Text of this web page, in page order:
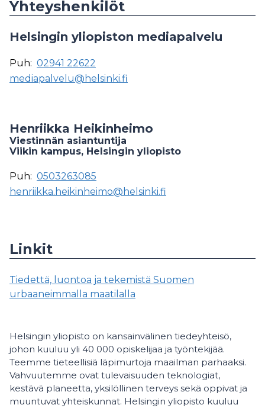
Yhteyshenkilöt
Helsingin yliopiston mediapalvelu
Puh: 02941 22622
mediapalvelu@helsinki.fi
Henriikka Heikinheimo
Viestinnän asiantuntija
Viikin kampus, Helsingin yliopisto
Puh: 0503263085
henriikka.heikinheimo@helsinki.fi
Linkit
Tiedettä, luontoa ja tekemistä Suomen
urbaaneimmalla maatilalla
Helsingin yliopisto on kansainvälinen tiedeyhteisö,
johon kuuluu yli 40 000 opiskelijaa ja työntekijää.
Teemme tieteellisiä läpimurtoja maailman parhaaksi.
Vahvuutemme ovat tulevaisuuden teknologiat,
kestävä planeetta, yksilöllinen terveys sekä oppivat ja
muuntuvat yhteiskunnat. Helsingin yliopisto kuuluu